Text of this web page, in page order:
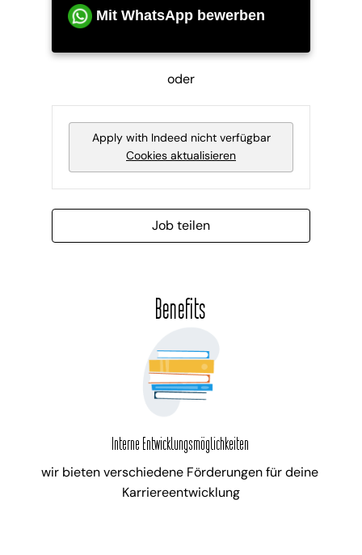
Mit WhatsApp bewerben
oder
Apply with Indeed nicht verfügbar
Cookies aktualisieren
Job teilen
Benefits
Interne Entwicklungsmöglichkeiten
wir bieten verschiedene Förderungen für deine
Karriereentwicklung